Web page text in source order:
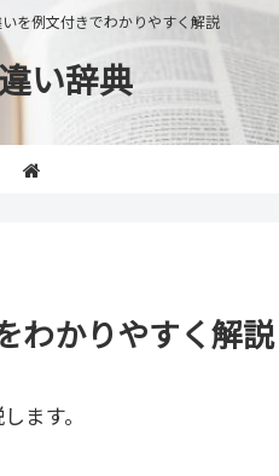
を例文付きでわかりやすく解説
い辞典
わかりやすく解説
ます。